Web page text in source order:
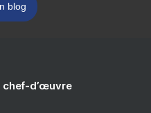
blog
chef-d’œuvre